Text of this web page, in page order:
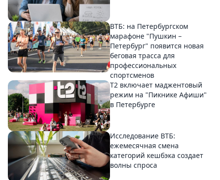
ВТБ: на Петербургском
марафоне "Пушкин –
Петербург" появится новая
беговая трасса для
профессиональных
спортсменов
Т2 включает маджентовый
режим на "Пикнике Афиши"
в Петербурге
Исследование ВТБ:
ежемесячная смена
категорий кешбэка создает
волны спроса